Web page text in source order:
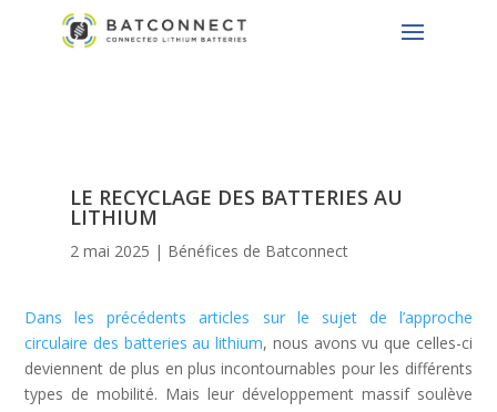
LE RECYCLAGE DES BATTERIES AU
LITHIUM
2 mai 2025 | Bénéfices de Batconnect
Dans les précédents articles sur le sujet de l’approche
circulaire des batteries au lithium, nous avons vu que celles-ci
deviennent de plus en plus incontournables pour les différents
types de mobilité. Mais leur développement massif soulève